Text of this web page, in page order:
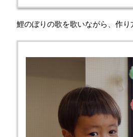
鯉のぼりの歌を歌いながら、作り